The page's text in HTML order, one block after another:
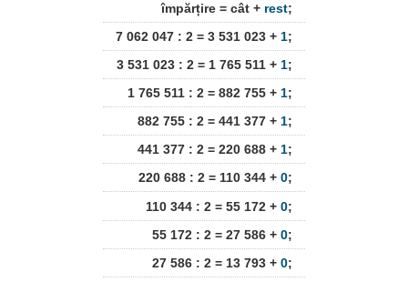
împărțire = cât + rest;
7 062 047 : 2 = 3 531 023 + 1;
3 531 023 : 2 = 1 765 511 + 1;
1 765 511 : 2 = 882 755 + 1;
882 755 : 2 = 441 377 + 1;
441 377 : 2 = 220 688 + 1;
220 688 : 2 = 110 344 + 0;
110 344 : 2 = 55 172 + 0;
55 172 : 2 = 27 586 + 0;
27 586 : 2 = 13 793 + 0;